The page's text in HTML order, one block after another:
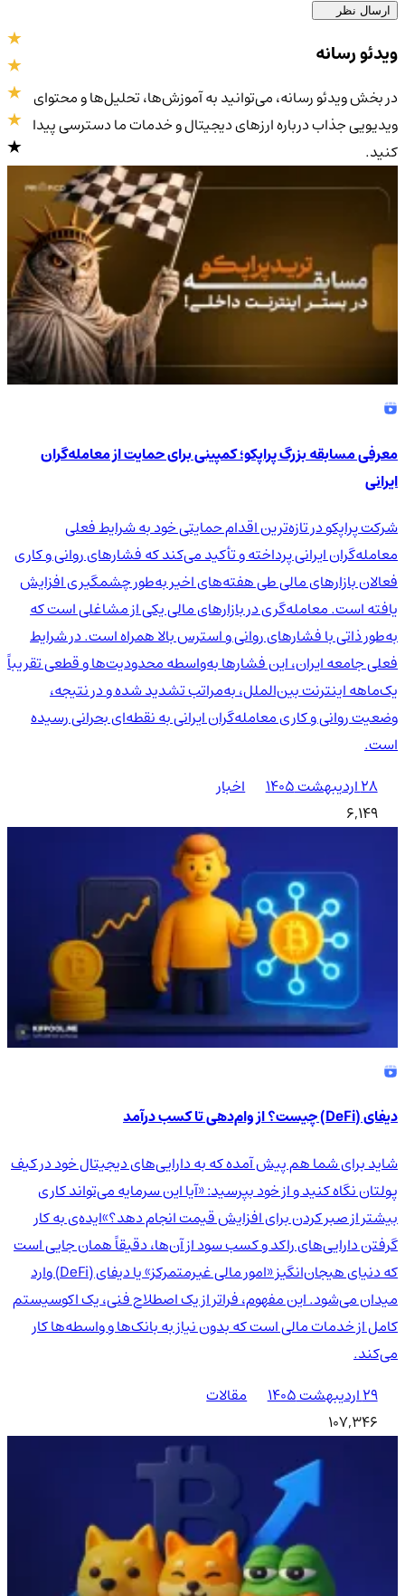
ارسال نظر
4.9/5
ویدئو رسانه
در بخش ویدئو رسانه، می‌توانید به آموزش‌ها، تحلیل‌ها و محتوای
ویدیویی جذاب درباره ارزهای دیجیتال و خدمات ما دسترسی پیدا
کنید.
معرفی مسابقه بزرگ پراپکو؛ کمپینی برای حمایت از معامله‌گران
ایرانی
شرکت پراپکو در تازه‌ترین اقدام حمایتی خود به شرایط فعلی
معامله‌گران ایرانی پرداخته و تأکید می‌کند که فشارهای روانی و کاری
فعالان بازارهای مالی طی هفته‌های اخیر به‌طور چشمگیری افزایش
یافته است. معامله‌گری در بازارهای مالی یکی از مشاغلی است که
به‌طور ذاتی با فشارهای روانی و استرس بالا همراه است. در شرایط
فعلی جامعه ایران، این فشارها به‌واسطه محدودیت‌ها و قطعی تقریباً
یک‌ماهه اینترنت بین‌الملل، به‌مراتب تشدید شده و در نتیجه،
وضعیت روانی و کاری معامله‌گران ایرانی به نقطه‌ای بحرانی رسیده
است.
۲۸ اردیبهشت ۱۴۰۵
اخبار
6,149
دیفای (DeFi) چیست؟ از وام‌دهی تا کسب درآمد
شاید برای شما هم پیش آمده که به دارایی‌های دیجیتال خود در کیف
پولتان نگاه کنید و از خود بپرسید: «آیا این سرمایه می‌تواند کاری
بیشتر از صبر کردن برای افزایش قیمت انجام دهد؟»ایده‌ی به کار
گرفتن دارایی‌های راکد و کسب سود از آن‌ها، دقیقاً همان جایی است
که دنیای هیجان‌انگیز «امور مالی غیرمتمرکز» یا دیفای (DeFi) وارد
میدان می‌شود. این مفهوم، فراتر از یک اصطلاح فنی، یک اکوسیستم
کامل از خدمات مالی است که بدون نیاز به بانک‌ها و واسطه‌ها کار
می‌کند.
۲۹ اردیبهشت ۱۴۰۵
مقالات
107,346